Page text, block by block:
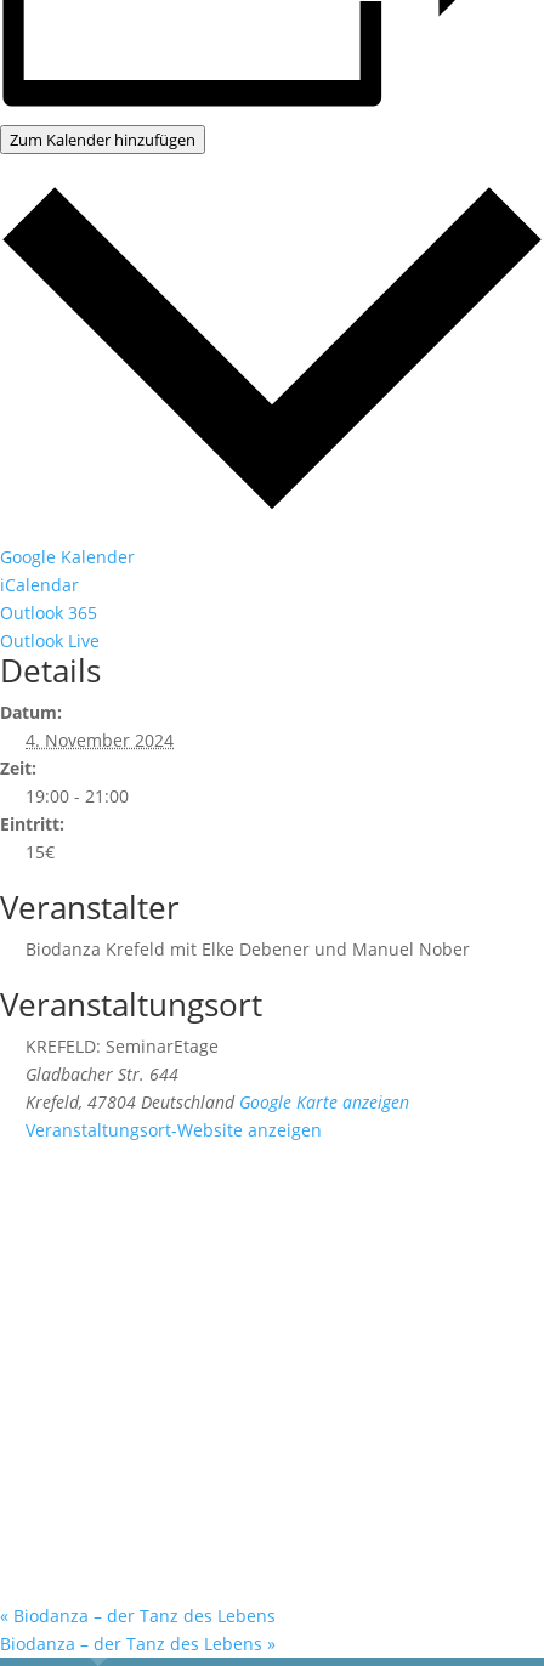
Zum Kalender hinzufügen
Google Kalender
iCalendar
Outlook 365
Outlook Live
Details
Datum:
4. November 2024
Zeit:
19:00 - 21:00
Eintritt:
15€
Veranstalter
Biodanza Krefeld mit Elke Debener und Manuel Nober
Veranstaltungsort
KREFELD: SeminarEtage
Gladbacher Str. 644
Krefeld, 47804 Deutschland Google Karte anzeigen
Veranstaltungsort-Website anzeigen
« Biodanza – der Tanz des Lebens
Biodanza – der Tanz des Lebens »